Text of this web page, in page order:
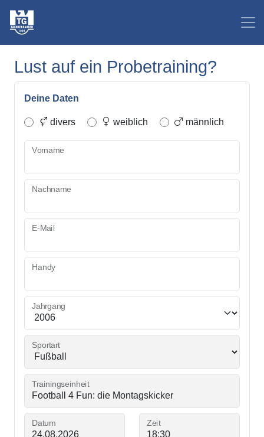
Lust auf ein Probetraining?
Deine Daten
divers weiblich männlich
Vorname
Nachname
E-Mail
Handy
Jahrgang
Sportart
Trainingseinheit
Datum Zeit